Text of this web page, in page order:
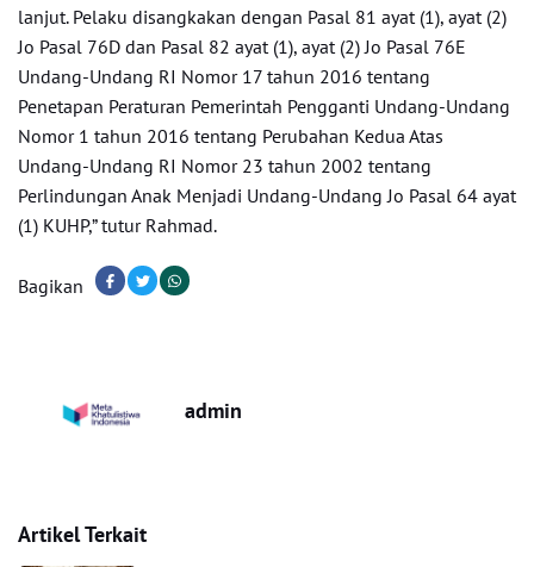
lanjut. Pelaku disangkakan dengan Pasal 81 ayat (1), ayat (2)
Jo Pasal 76D dan Pasal 82 ayat (1), ayat (2) Jo Pasal 76E
Undang-Undang RI Nomor 17 tahun 2016 tentang
Penetapan Peraturan Pemerintah Pengganti Undang-Undang
Nomor 1 tahun 2016 tentang Perubahan Kedua Atas
Undang-Undang RI Nomor 23 tahun 2002 tentang
Perlindungan Anak Menjadi Undang-Undang Jo Pasal 64 ayat
(1) KUHP,” tutur Rahmad.
Bagikan
admin
Artikel Terkait